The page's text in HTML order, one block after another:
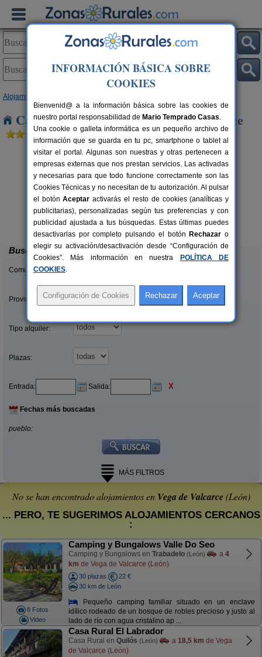
Alojamientos
Casas Rurales cerca de Vega de Valcarce
8+1 pers.
desde27 €
Complejo Rural Aguas Frías
La Omañuela (León)
Buscar
Comunidades:
Provincias/Islas:
Tipo alquiler:
Plazas:
Entrada: Salida: X
Fechas más buscadas
pueblo:
MÁS FILTROS
No se han encontrado alojamientos en Vega de Valcarce(León)
... PERO, TE SUGERIMOS ALOJAMIENTOS CERCANOS
:
8 Fotos
Video
Camping y Bungalows Valle Do Seo
Camping y Bungalows en Trabadelo (León) a 4
km de Vega de Valcarce (León)
30 plazas
22 €
30 km de León
Pequeño camping familiar situado en un enclave
idílico rodeado de un bosque de robles precioso y justo al
lado de río con agua cristalino ap ...
Casa Rural El Labrador
Casa Rural en Quilós (León) a 18,5 km de Vega
de Valcarce (León)
INFORMACIÓN BÁSICA SOBRE
COOKIES
Bienvenid@ a la información básica sobre las cookies de
nuestro portal responsabilidad de Mario Temprado Casas.
Una cookie o galleta informática es un pequeño archivo de
información que se guarda en tu pc, smartphone o tablet al
visitar el portal. Algunas son nuestras y otras pertenecen a
empresas externas que nos prestan servicios. Las activadas
y necesarias para que todo funcione correctamente son las
Cookies Técnicas y no necesitan de tu autorización. Al pulsar
el botónAceptar activarás el resto de cookies (analíticas y
publicitarias), personalizadas según tus preferencias y con
publicidad ajustada a tus búsquedas. Estas últimas puedes
desactivarlas por completo pulsando el botón Rechazar o
elegir su activación/desactivación desde “Configuración de
Cookies”. Más información en nuestra
POLÍTICA DE
COOKIES.